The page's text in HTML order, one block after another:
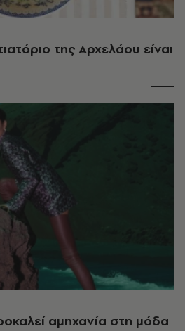
της Αρχελάου είναι
αμηχανία στη μόδα